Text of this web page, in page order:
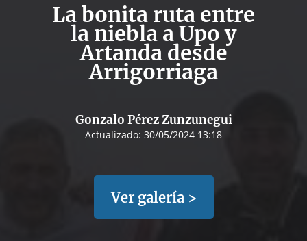
La bonita ruta entre
la niebla a Upo y
Artanda desde
Arrigorriaga
Gonzalo Pérez Zunzunegui
Actualizado: 30/05/2024 13:18
Ver galería >